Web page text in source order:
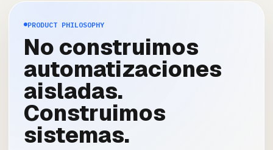
PRODUCT PHILOSOPHY
No construimos
automatizaciones
aisladas.
Construimos
sistemas.